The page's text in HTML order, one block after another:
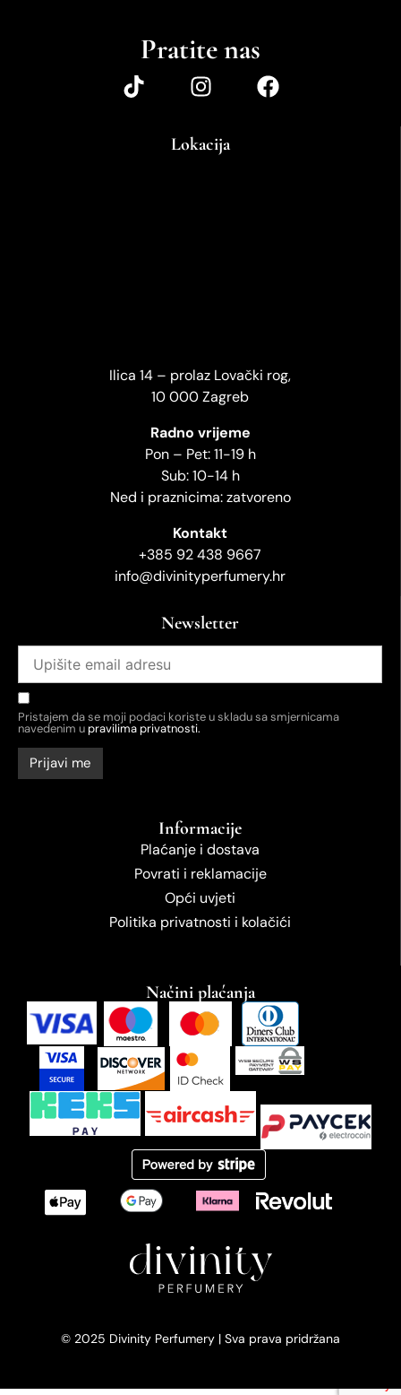
Pratite nas
Lokacija
Ilica 14 – prolaz Lovački rog,
10 000 Zagreb
Radno vrijeme
Pon – Pet: 11-19 h
Sub: 10-14 h
Ned i praznicima: zatvoreno
Kontakt
+385 92 438 9667
info@divinityperfumery.hr
Newsletter
Pristajem da se moji podaci koriste u skladu sa smjernicama
navedenim upravilima privatnosti.
Informacije
Plaćanje i dostava
Povrati i reklamacije
Opći uvjeti
Politika privatnosti i kolačići
Načini plaćanja
© 2025 Divinity Perfumery | Sva prava pridržana